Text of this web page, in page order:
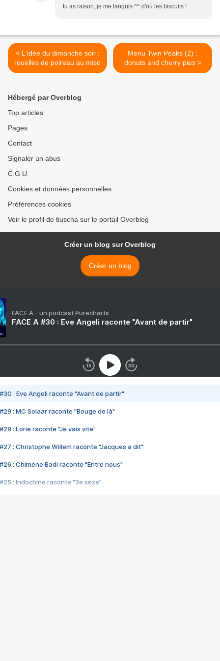
tu as raison, je me languis ^^ d'où les biscuits !
< L'idée du dimanche soir :
rouelles de poireau au miso
Menu Twin Peaks (2) :
donuts and cherry pies >
Hébergé par Overblog
Top articles
Pages
Contact
Signaler un abus
C.G.U.
Cookies et données personnelles
Préférences cookies
Voir le profil de tiuscha sur le portail Overblog
Créer un blog sur Overblog
Créer un blog
FACE A - un podcast Purecharts
FACE A #30 : Eve Angeli raconte "Avant de partir"
#30 : Eve Angeli raconte "Avant de partir"
#29 : MC Solaar raconte "Bouge de là"
#28 : Lorie raconte "Je vais vite"
#27 : Christophe Willem raconte "Jacques a dit"
#26 : Chimène Badi raconte "Entre nous"
#25 : Indochine raconte "3e sexe"